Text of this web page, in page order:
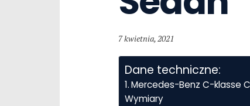
7 kwietnia, 2021
Dane techniczne:
Mercedes-Benz C-klasse C
Wymiary